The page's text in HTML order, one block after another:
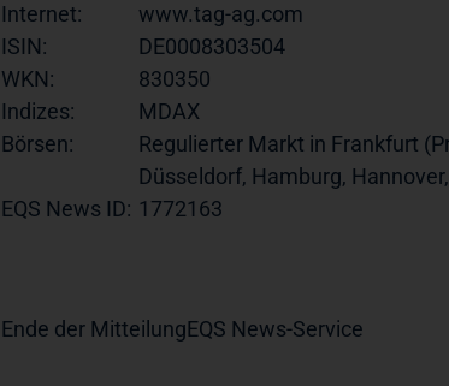
Internet:
www.tag-ag.com
ISIN:
DE0008303504
WKN:
830350
Indizes:
MDAX
Börsen:
Regulierter Markt in Frankfurt
Düsseldorf, Hamburg,
EQS News ID: 1772163
Ende der MitteilungEQS News-Service